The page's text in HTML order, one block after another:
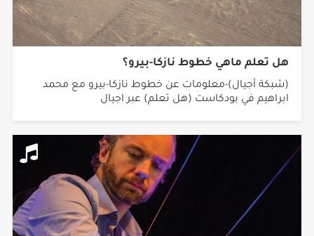
هل تعلم ماهي خطوط نازكا-بيرو؟
(شبكة أجيال)-معلومات عن خطوط نازكا-بيرو مع محمد
ابراهيم في بودكاست (هل تعلم) عبر اجيال